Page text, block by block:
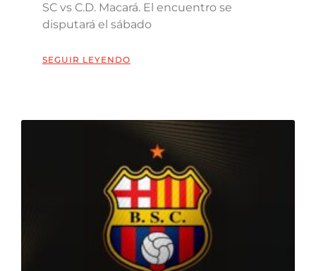
SC vs C.D. Macará. El encuentro se
disputará el sábado
SEGUIR LEYENDO